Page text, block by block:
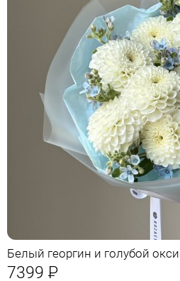
Белый георгин и голубой
7399 Р